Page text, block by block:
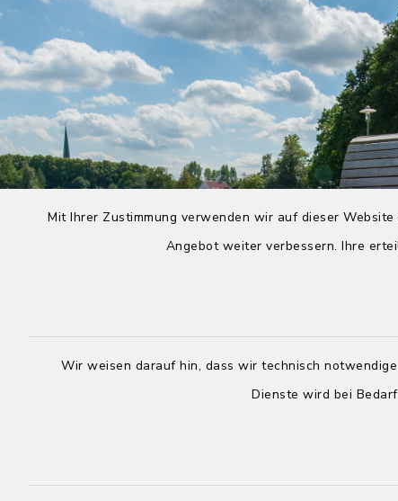
Mit Ihrer Zustimmung verwenden wir auf dieser
Angebot weiter verbessern. Ihre
Wir weisen darauf hin, dass wir technisch
Dienste wird bei